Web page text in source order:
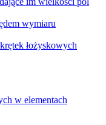
wymiaru
łożyskowych
w elementach